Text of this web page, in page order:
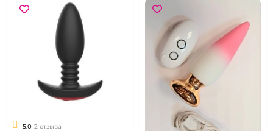
5.0 2 отзыва